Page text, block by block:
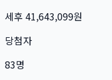
세후 41,643,099원
당첨자
83명